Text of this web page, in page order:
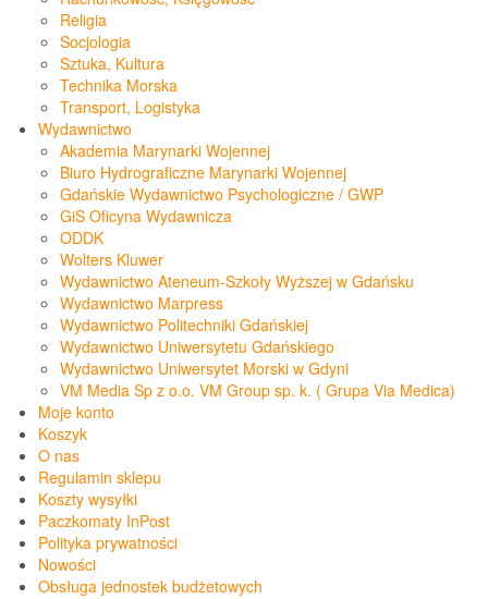
Religia
Socjologia
Sztuka, Kultura
Technika Morska
Transport, Logistyka
Wydawnictwo
Akademia Marynarki Wojennej
Biuro Hydrograficzne Marynarki Wojennej
Gdańskie Wydawnictwo Psychologiczne / GWP
GiS Oficyna Wydawnicza
ODDK
Wolters Kluwer
Wydawnictwo Ateneum-Szkoły Wyższej w Gdańsku
Wydawnictwo Marpress
Wydawnictwo Politechniki Gdańskiej
Wydawnictwo Uniwersytetu Gdańskiego
Wydawnictwo Uniwersytet Morski w Gdyni
VM Media Sp z o.o. VM Group sp. k. ( Grupa Via Medica)
Moje konto
Koszyk
O nas
Regulamin sklepu
Koszty wysyłki
Paczkomaty InPost
Polityka prywatności
Nowości
Obsługa jednostek budżetowych